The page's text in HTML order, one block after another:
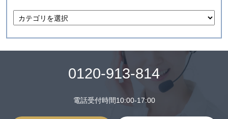
0120-913-814
電話受付時間10:00-17:00